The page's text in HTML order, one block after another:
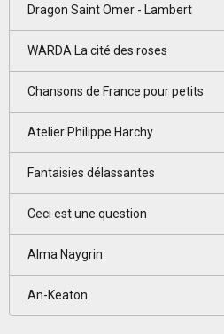
Dragon Saint Omer - Lambert
WARDA La cité des roses
Chansons de France pour petits
Atelier Philippe Harchy
Fantaisies délassantes
Ceci est une question
Alma Naygrin
An-Keaton